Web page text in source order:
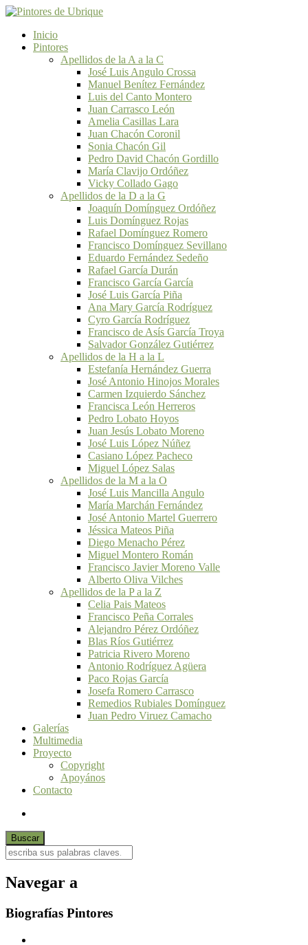
Inicio
Pintores
Apellidos de la A a la C
José Luis Angulo Crossa
Manuel Benítez Fernández
Luis del Canto Montero
Juan Carrasco León
Amelia Casillas Lara
Juan Chacón Coronil
Sonia Chacón Gil
Pedro David Chacón Gordillo
María Clavijo Ordóñez
Vicky Collado Gago
Apellidos de la D a la G
Joaquín Domínguez Ordóñez
Luis Domínguez Rojas
Rafael Domínguez Romero
Francisco Domínguez Sevillano
Eduardo Fernández Sedeño
Rafael García Durán
Francisco García García
José Luis García Piña
Ana Mary García Rodríguez
Cyro García Rodríguez
Francisco de Asís García Troya
Salvador González Gutiérrez
Apellidos de la H a la L
Estefanía Hernández Guerra
José Antonio Hinojos Morales
Carmen Izquierdo Sánchez
Francisca León Herreros
Pedro Lobato Hoyos
Juan Jesús Lobato Moreno
José Luis López Núñez
Casiano López Pacheco
Miguel López Salas
Apellidos de la M a la O
José Luis Mancilla Angulo
María Marchán Fernández
José Antonio Martel Guerrero
Jéssica Mateos Piña
Diego Menacho Pérez
Miguel Montero Román
Francisco Javier Moreno Valle
Alberto Oliva Vilches
Apellidos de la P a la Z
Celia Pais Mateos
Francisco Peña Corrales
Alejandro Pérez Ordóñez
Blas Ríos Gutiérrez
Patricia Rivero Moreno
Antonio Rodríguez Agüera
Paco Rojas García
Josefa Romero Carrasco
Remedios Rubiales Domínguez
Juan Pedro Viruez Camacho
Galerías
Multimedia
Proyecto
Copyright
Apoyános
Contacto
Navegar a
Biografías Pintores